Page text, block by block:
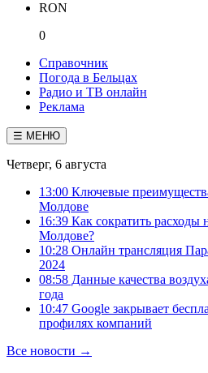
RON
0
Справочник
Погода в Бельцах
Радио и ТВ онлайн
Реклама
☰ МЕНЮ
Четверг, 6 августа
13:00 Ключевые
Молдове
16:39 Как сократить расходы
Молдове?
10:28 Онлайн трансляция
2024
08:58 Данные качества
года
10:47 Google закрывает
профилях компаний
Все новости →